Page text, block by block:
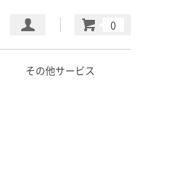
その他サービス